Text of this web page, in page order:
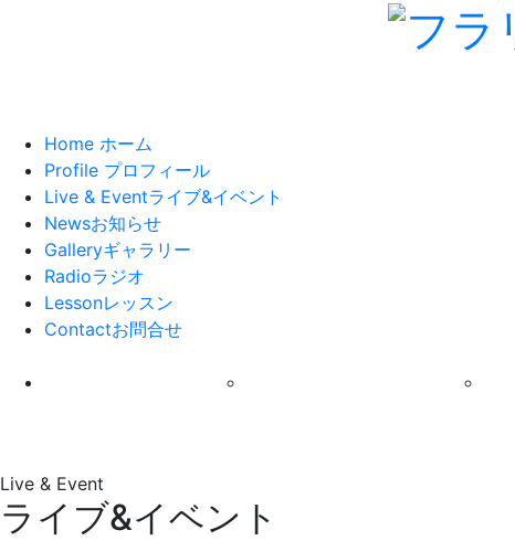
Home ホーム
Profile プロフィール
Live & Eventライブ&イベント
Newsお知らせ
Galleryギャラリー
Radioラジオ
Lessonレッスン
Contactお問合せ
Live & Event
ライブ&イベント